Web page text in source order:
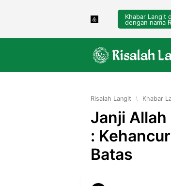
Khabar Langit
dengan nama
Risalah Langit \ Khabar
Janji Allah
:
Batas